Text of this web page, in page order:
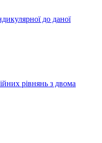
до даної
рівнянь з двома